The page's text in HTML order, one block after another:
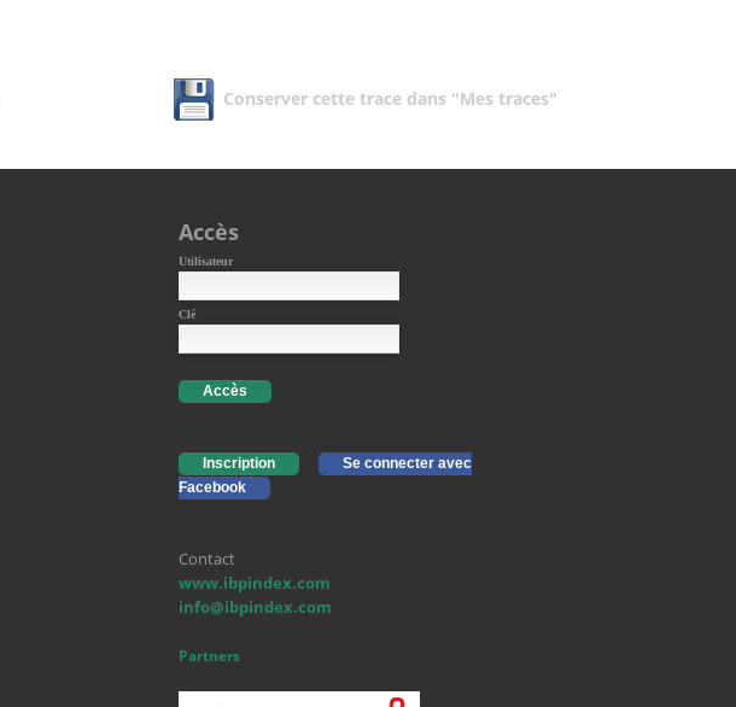
Conserver cette trace dans "Mes traces"
Accès
Utilisateur
Clé
Accès
Inscription
Se connecter avec
Facebook
Contact
www.ibpindex.com
info@ibpindex.com
Partners